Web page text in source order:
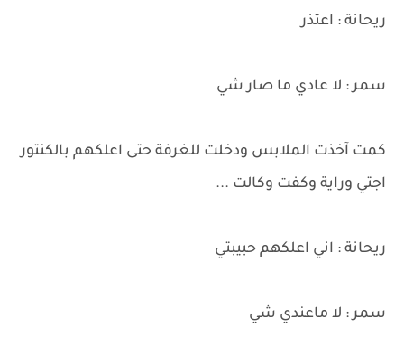
ريحانة : اعتذر
سمر : لا عادي ما صار شي
كمت آخذت الملابس ودخلت للغرفة حتى اعلكهم بالكنتور
اجتي وراية وكفت وكالت ...
ريحانة : اني اعلكهم حبيبتي
سمر : لا ماعندي شي